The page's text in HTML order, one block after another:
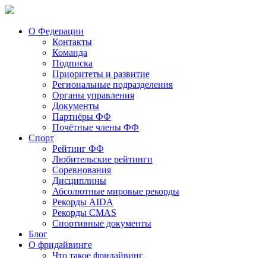
О Федерации
Контакты
Команда
Подписка
Приоритеты и развитие
Региональные подразделения
Органы управления
Документы
Партнёры ФФ
Почётные члены ФФ
Спорт
Рейтинг ФФ
Любительские рейтинги
Соревнования
Дисциплины
Абсолютные мировые рекорды
Рекорды AIDA
Рекорды CMAS
Спортивные документы
Блог
О фридайвинге
Что такое фридайвинг